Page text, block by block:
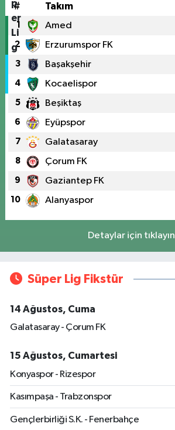
# Takım
1 Amed
2 Erzurumspor FK
3 Başakşehir
4 Kocaelispor
5 Beşiktaş
6 Eyüpspor
7 Galatasaray
8 Çorum FK
9 Gaziantep FK
10 Alanyaspor
Detaylar için tıklayın
Süper Lig Fikstür
14 Ağustos, Cuma
Galatasaray - Çorum FK
15 Ağustos, Cumartesi
Konyaspor - Rizespor
Kasımpaşa - Trabzonspor
Gençlerbirliği S.K. - Fenerbahçe